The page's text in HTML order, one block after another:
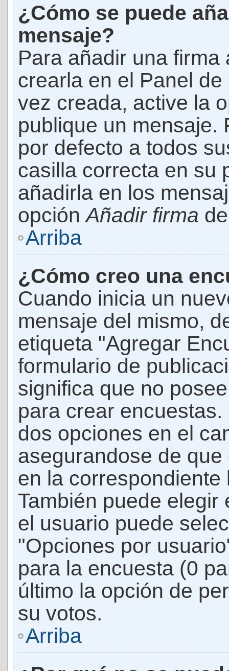
¿Cómo se puede
mensaje?
Para añadir una
crearla en el Panel
vez creada, active la
publique un mensaje.
por defecto a todos
casilla correcta en su
añadirla en los
opciónAñadir firma
Arriba
¿Cómo creo una
Cuando inicia un
mensaje del mismo,
etiqueta "Agregar
formulario de
significa que no
para crear
dos opciones en el
asegurandose de
en la
También puede
el usuario puede
"Opciones por
para la encuesta (0
último la opción de
su votos.
Arriba